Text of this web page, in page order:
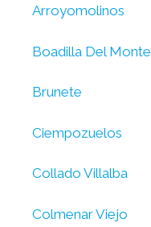
Arroyomolinos
Boadilla Del Monte
Brunete
Ciempozuelos
Collado Villalba
Colmenar Viejo